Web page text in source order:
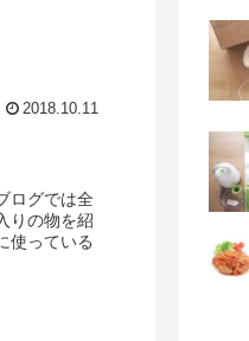
2018.10.11
ログでは全
りの物を紹
使っている